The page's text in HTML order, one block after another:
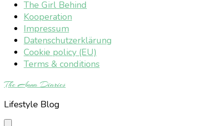
The Girl Behind
Kooperation
Impressum
Datenschutzerklärung
Cookie policy (EU)
Terms & conditions
The Anna Diaries
Lifestyle Blog